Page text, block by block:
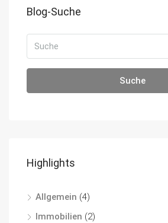
Blog-Suche
Suche
Highlights
Allgemein (4)
Immobilien (2)